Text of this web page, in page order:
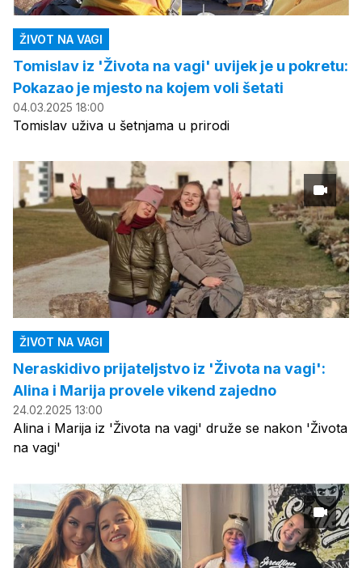
ŽIVOT NA VAGI
Tomislav iz 'Života na vagi' uvijek je u pokretu:
Pokazao je mjesto na kojem voli šetati
04.03.2025 18:00
Tomislav uživa u šetnjama u prirodi
ŽIVOT NA VAGI
Neraskidivo prijateljstvo iz 'Života na vagi':
Alina i Marija provele vikend zajedno
24.02.2025 13:00
Alina i Marija iz 'Života na vagi' druže se nakon 'Života
na vagi'